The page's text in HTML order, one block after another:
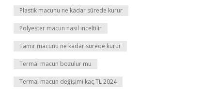
Plastik macunu ne kadar sürede kurur
Polyester macun nasıl inceltilir
Tamir macunu ne kadar sürede kurur
Termal macun bozulur mu
Termal macun değişimi kaç TL 2024